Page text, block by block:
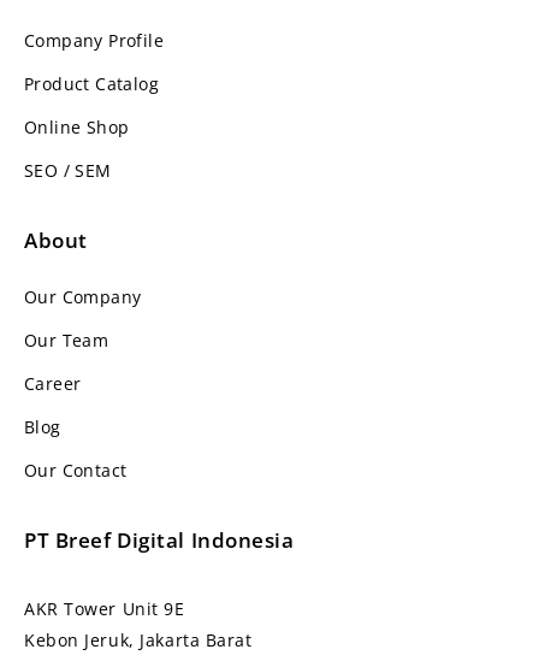
Company Profile
Product Catalog
Online Shop
SEO / SEM
About
Our Company
Our Team
Career
Blog
Our Contact
PT Breef Digital Indonesia
AKR Tower Unit 9E
Kebon Jeruk, Jakarta Barat